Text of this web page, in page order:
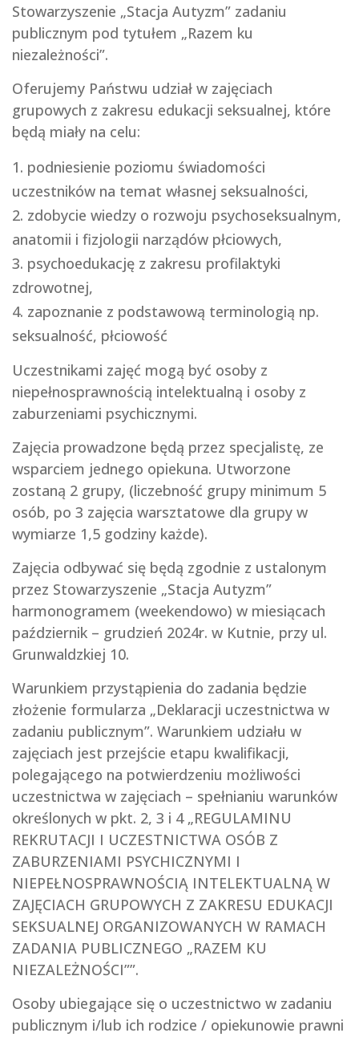
Stowarzyszenie „Stacja Autyzm” zadaniu
publicznym pod tytułem „Razem ku
niezależności”.
Oferujemy Państwu udział w zajęciach
grupowych z zakresu edukacji seksualnej, które
będą miały na celu:
podniesienie poziomu świadomości
uczestników na temat własnej seksualności,
zdobycie wiedzy o rozwoju psychoseksualnym,
anatomii i fizjologii narządów płciowych,
psychoedukację z zakresu profilaktyki
zdrowotnej,
zapoznanie z podstawową terminologią np.
seksualność, płciowość
Uczestnikami zajęć mogą być osoby z
niepełnosprawnością intelektualną i osoby z
zaburzeniami psychicznymi.
Zajęcia prowadzone będą przez specjalistę, ze
wsparciem jednego opiekuna. Utworzone
zostaną 2 grupy, (liczebność grupy minimum 5
osób, po 3 zajęcia warsztatowe dla grupy w
wymiarze 1,5 godziny każde).
Zajęcia odbywać się będą zgodnie z ustalonym
przez Stowarzyszenie „Stacja Autyzm”
harmonogramem (weekendowo) w miesiącach
październik – grudzień 2024r. w Kutnie, przy ul.
Grunwaldzkiej 10.
Warunkiem przystąpienia do zadania będzie
złożenie formularza „Deklaracji uczestnictwa w
zadaniu publicznym”. Warunkiem udziału w
zajęciach jest przejście etapu kwalifikacji,
polegającego na potwierdzeniu możliwości
uczestnictwa w zajęciach – spełnianiu warunków
określonych w pkt. 2, 3 i 4 „REGULAMINU
REKRUTACJI I UCZESTNICTWA OSÓB Z
ZABURZENIAMI PSYCHICZNYMI I
NIEPEŁNOSPRAWNOŚCIĄ INTELEKTUALNĄ W
ZAJĘCIACH GRUPOWYCH Z ZAKRESU EDUKACJI
SEKSUALNEJ ORGANIZOWANYCH W RAMACH
ZADANIA PUBLICZNEGO „RAZEM KU
NIEZALEŻNOŚCI””.
Osoby ubiegające się o uczestnictwo w zadaniu
publicznym i/lub ich rodzice / opiekunowie prawni